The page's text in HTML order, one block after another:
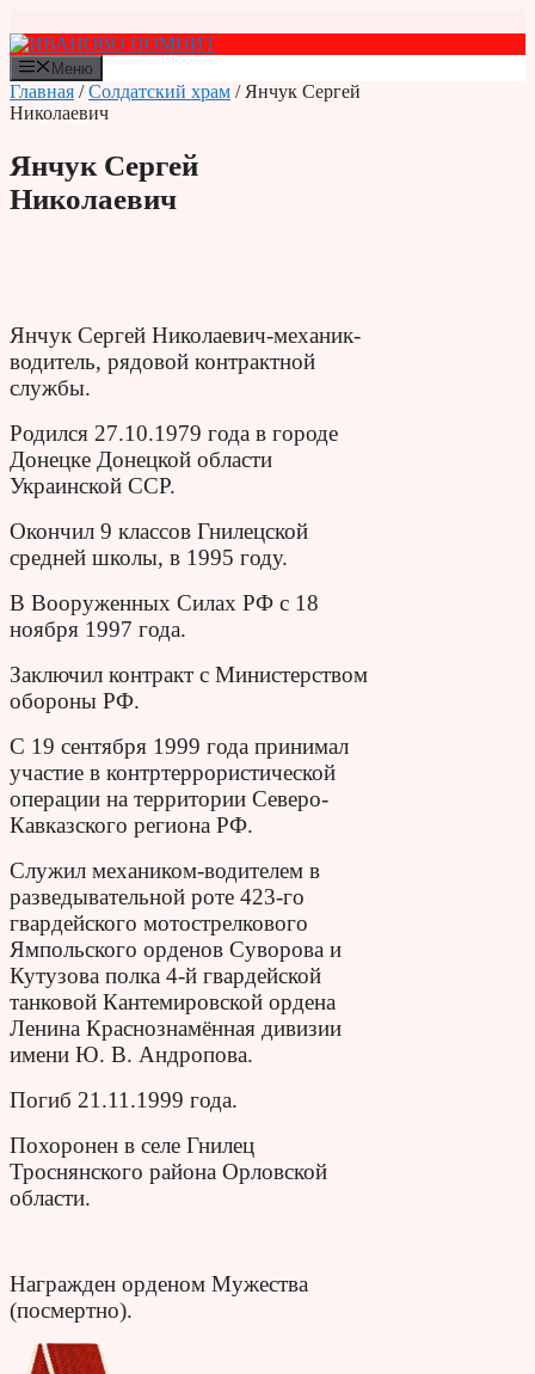
к
содержимому
Меню
Главная /Солдатский храм / Янчук Сергей
Николаевич
Янчук Сергей
Николаевич
Янчук Сергей Николаевич-механик-
водитель, рядовой контрактной
службы.
Родился 27.10.1979 года в городе
Донецке Донецкой области
Украинской ССР.
Окончил 9 классов Гнилецской
средней школы, в 1995 году.
В Вооруженных Силах РФ с 18
ноября 1997 года.
Заключил контракт с Министерством
обороны РФ.
С 19 сентября 1999 года принимал
участие в контртеррористической
операции на территории Северо-
Кавказского региона РФ.
Служил механиком-водителем в
разведывательной роте 423-го
гвардейского мотострелкового
Ямпольского орденов Суворова и
Кутузова полка 4-й гвардейской
танковой Кантемировской ордена
Ленина Краснознамённая дивизии
имени Ю. В. Андропова.
Погиб 21.11.1999 года.
Похоронен в селе Гнилец
Троснянского района Орловской
области.
Награжден орденом Мужества
(посмертно).